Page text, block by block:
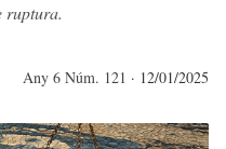
ruptura.
Any 6 Núm. 121 · 12/01/2025